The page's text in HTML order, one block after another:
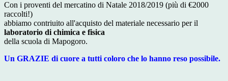
Con i proventi del mercatino di Natale 2018/2019 (più di €2000
raccolti!)
abbiamo contriuito all'acquisto del materiale necessario per il
laboratorio di chimica e fisica
della scuola di Mapogoro.
Un GRAZIE di cuore a tutti coloro che lo hanno reso possibile.